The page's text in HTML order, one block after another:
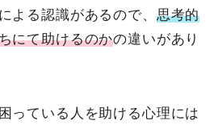
よる認識があるので、 思考的
にて助けるのかの違いがあり
っている人を助ける心理には